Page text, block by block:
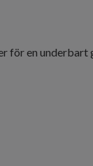
för en